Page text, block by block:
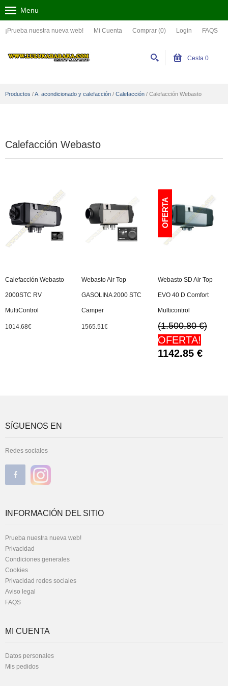
¡Prueba nuestra nueva web! Mi Cuenta Comprar (0) Login FAQS
Menu
Cesta 0
Productos /A. acondicionado y calefacción / Calefacción / Calefacción Webasto
Calefacción Webasto
Calefacción Webasto
2000STC RV
MultiControl
1014.68€
Webasto Air Top
GASOLINA 2000 STC
Camper
1565.51€
Webasto SD Air Top
EVO 40 D Comfort
Multicontrol
(1.500,80 €)
OFERTA!
1142.85 €
SÍGUENOS EN
Redes sociales
INFORMACIÓN DEL SITIO
Prueba nuestra nueva web!
Privacidad
Condiciones generales
Cookies
Privacidad redes sociales
Aviso legal
FAQS
MI CUENTA
Datos personales
Mis pedidos